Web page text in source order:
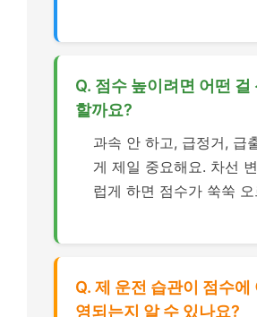
Q. 점수 높이려면 어떤 걸
할까요?
과속 안 하고, 급정거, 급
게 제일 중요해요. 차선
럽게 하면 점수가 쑥쑥
Q. 제 운전 습관이 점수에
영되는지 알 수 있나요?